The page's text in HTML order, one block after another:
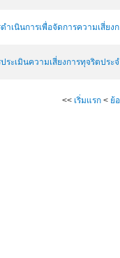
ดำเนินการเพื่อจัดการความเสี่ยง
ประเมินความเสี่ยงการทุจริตประ
<< เริ่มแรก< ย้